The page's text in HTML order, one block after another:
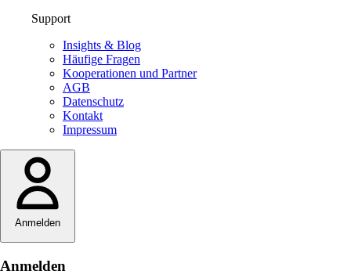
Support
Insights & Blog
Häufige Fragen
Kooperationen und Partner
AGB
Datenschutz
Kontakt
Impressum
Anmelden
Anmelden